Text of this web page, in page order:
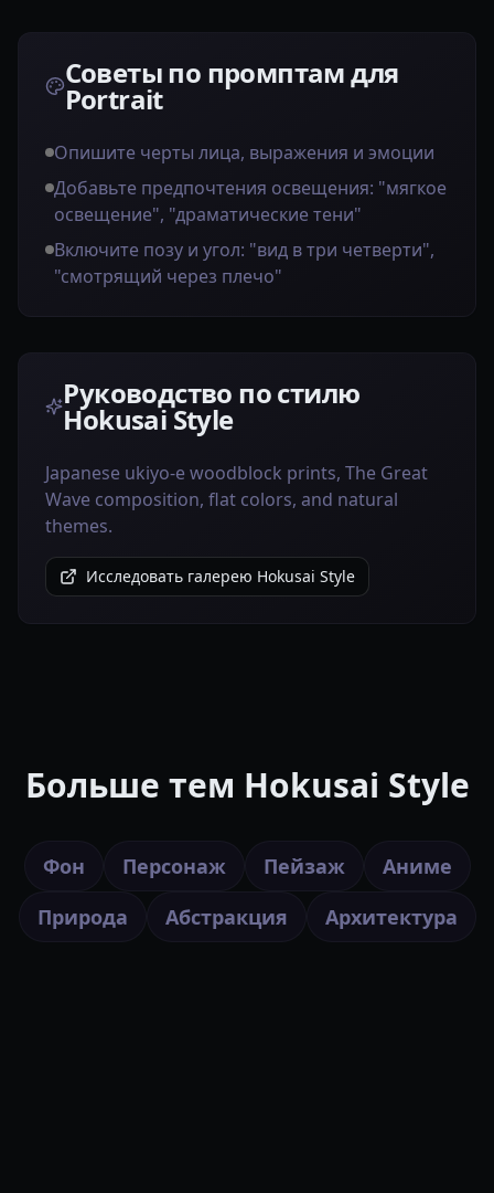
Советы по промптам для
Portrait
Опишите черты лица, выражения и эмоции
Добавьте предпочтения освещения: "мягкое
освещение", "драматические тени"
Включите позу и угол: "вид в три четверти",
"смотрящий через плечо"
Руководство по стилю
Hokusai Style
Japanese ukiyo-e woodblock prints, The Great
Wave composition, flat colors, and natural
themes.
Исследовать галерею Hokusai Style
Больше тем Hokusai Style
Фон Персонаж Пейзаж
Аниме
Природа
Абстракция Архитектура